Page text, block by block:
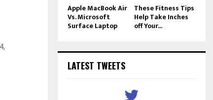
Apple MacBook Air
Vs. Microsoft
Surface Laptop
These Fitness Tips
Help Take Inches
off Your...
LATEST TWEETS